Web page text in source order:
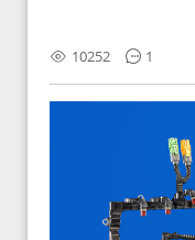
10252 1